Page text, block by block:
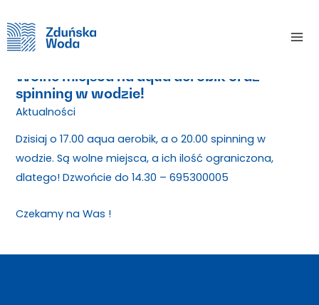
to
content
Wolne miejsca na aqua aerobik oraz spinning w wodzie!
Wolne miejsca na aqua aerobik oraz
spinning w wodzie!
Aktualności
Dzisiaj o 17.00 aqua aerobik, a o 20.00 spinning w
wodzie. Są wolne miejsca, a ich ilość ograniczona,
dlatego! Dzwońcie do 14.30 – 695300005
Czekamy na Was !